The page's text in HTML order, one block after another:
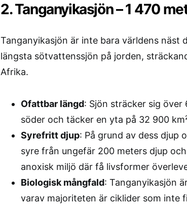
2. Tanganyikasjön – 1 470
Tanganyikasjön är inte bara världens näst
längsta sötvattenssjön på jorden,
Afrika.
Ofattbar längd: Sjön sträcker sig
söder och täcker en yta på 32 900
Syrefritt djup: På grund av dess djup
syre från ungefär 200 meters djup
anoxisk miljö där få livsformer
Biologisk mångfald: Tanganyikasjön
varav majoriteten är ciklider som inte